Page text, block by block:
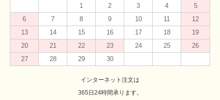
1
2 3 4
5
6
7 8 9 10 11
12
13
14 15 16 17 18
19
20
21 22 23 24 25
26
27
28 29 30
インターネット注文は
365日24時間承ります。